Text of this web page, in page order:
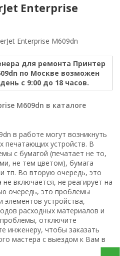
Enterprise
для ремонта Принтер
по Москве возможен
с 9:00 до 18 часов.
M609dn в каталоге
в работе могут возникнуть
печатающих устройств. В
с бумагой (печатает не то,
не тем цветом), бумага
тп. Во вторую очередь, это
включается, не реагирует на
очередь, это проблемы
элементов устройства,
расходных материалов и
отключите
инженеру, чтобы заказать
мастера с выездом к Вам в